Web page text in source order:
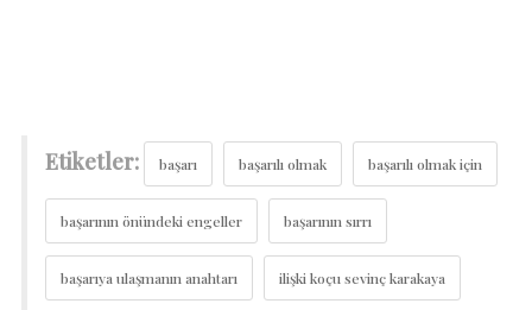
Etiketler: başarı başarılı olmak başarılı olmak için
başarının önündeki engeller başarının sırrı
başarıya ulaşmanın anahtarı ilişki koçu sevinç karakaya